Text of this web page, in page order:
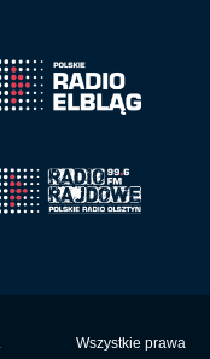
Wszystkie prawa